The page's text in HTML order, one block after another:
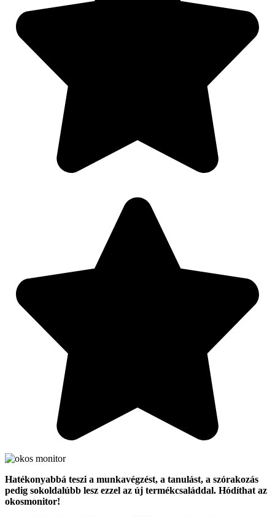
Hatékonyabbá teszi a munkavégzést, a tanulást, a szórakozás
pedig sokoldalúbb lesz ezzel az új termékcsaláddal. Hódíthat az
okosmonitor!